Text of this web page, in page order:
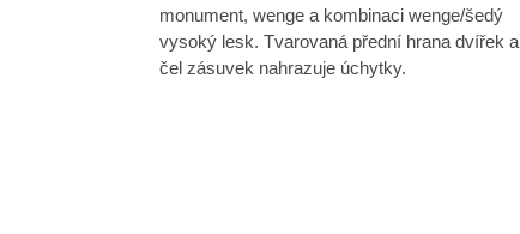
monument, wenge a kombinaci wenge/šedý
vysoký lesk. Tvarovaná přední hrana dvířek a
čel zásuvek nahrazuje úchytky.